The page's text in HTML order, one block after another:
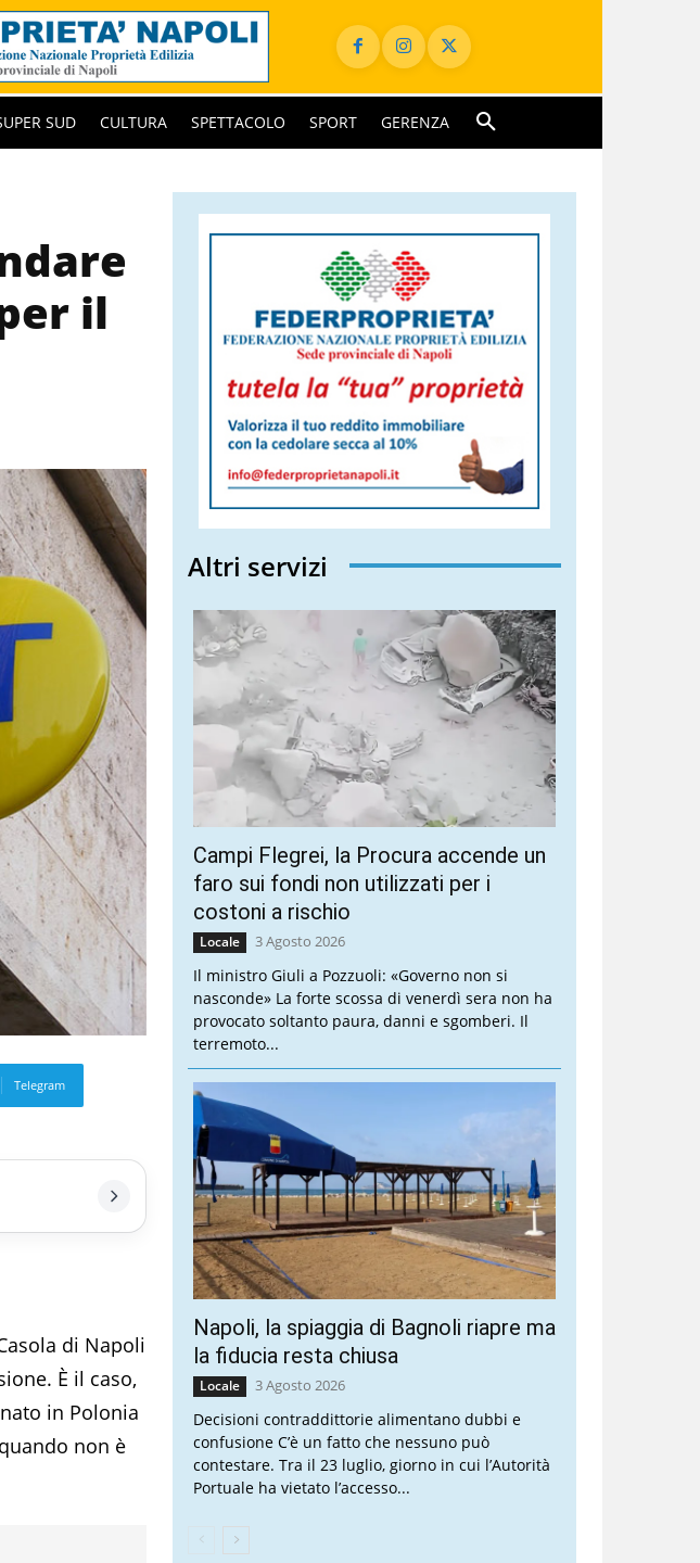
SUD CULTURA SPETTACOLO SPORT GERENZA
il
Telegram
di Napoli
È il caso,
in Polonia
non è
Altri servizi
Campi Flegrei, la Procura accende un
faro sui fondi non utilizzati per i
costoni a rischio
Locale 3 Agosto 2026
Il ministro Giuli a Pozzuoli: «Governo non si
nasconde» La forte scossa di venerdì sera non ha
provocato soltanto paura, danni e sgomberi. Il
terremoto...
Napoli, la spiaggia di Bagnoli riapre ma
la fiducia resta chiusa
Locale 3 Agosto 2026
Decisioni contraddittorie alimentano dubbi e
confusione C’è un fatto che nessuno può
contestare. Tra il 23 luglio, giorno in cui l’Autorità
Portuale ha vietato l’accesso...